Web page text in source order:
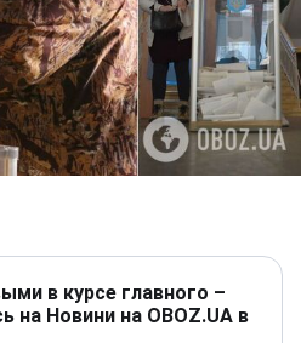
в курсе главного –
на Новини на OBOZ.UA в